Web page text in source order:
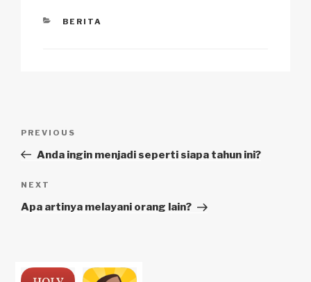
CATEGORIES
BERITA
Previous
Post
PREVIOUS
Anda ingin menjadi seperti siapa tahun ini?
Next
Post
NEXT
Apa artinya melayani orang lain?